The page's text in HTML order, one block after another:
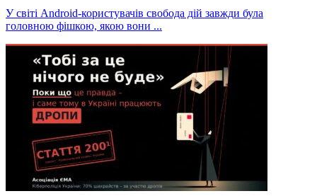
У світі Android-користувачів свобода дій завжди була
головною фішкою, якою вони ...